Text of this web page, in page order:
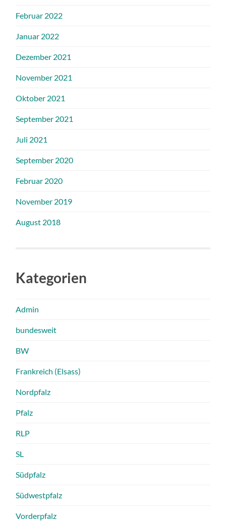
Februar 2022
Januar 2022
Dezember 2021
November 2021
Oktober 2021
September 2021
Juli 2021
September 2020
Februar 2020
November 2019
August 2018
Kategorien
Admin
bundesweit
BW
Frankreich (Elsass)
Nordpfalz
Pfalz
RLP
SL
Südpfalz
Südwestpfalz
Vorderpfalz